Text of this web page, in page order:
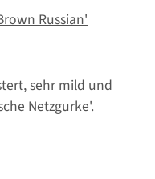
sehr mild und
Netzgurke'.